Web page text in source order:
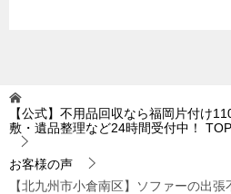
【公式】不用品回収なら福岡片付け
敷・遺品整理など24時間受付中！
TOP
お客様の声
【北九州市小倉南区】ソファーの出